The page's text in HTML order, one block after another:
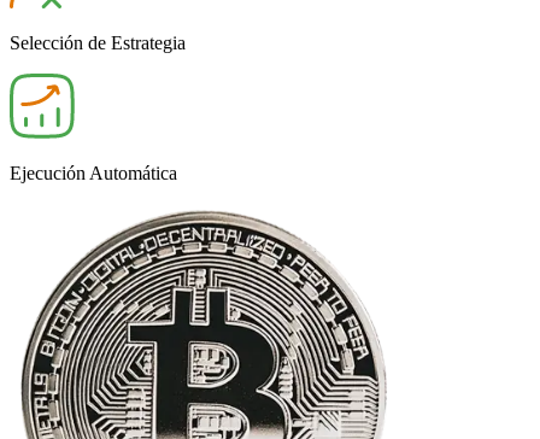
Selección de Estrategia
Ejecución Automática